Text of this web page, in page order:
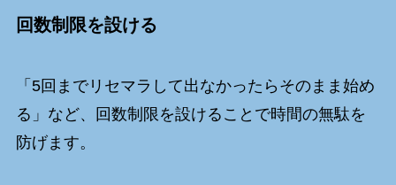
回数制限を設ける
「5回までリセマラして出なかったらそのまま始め
る」など、回数制限を設けることで時間の無駄を
防げます。